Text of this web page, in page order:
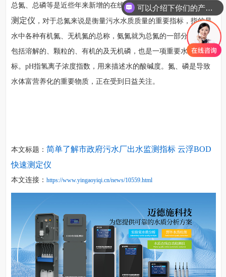
总氮、总磷等是近些年来新增的在线监测项目。云浮BOD快速
测定仪 ，对于总氮来说是衡量污水水质质量的重要指标，指的是
水中各种有机氮、无机氮的总称，氨氮就为总氮的一部分。总磷
包括溶解的、颗粒的、有机的及无机磷，也是一项重要水质指
标。pH指氢离子浓度指数，用来描述水的酸碱度。氮、磷是导致
水体富营养化的重要物质，正在受到日益关注。
本文标题：简单了解市政府污水厂出水监测指标 云浮BOD
快速测定仪
本文连接：https://www.yingaoyiqi.cn/news/10559.html
可以介绍下你们的产品么